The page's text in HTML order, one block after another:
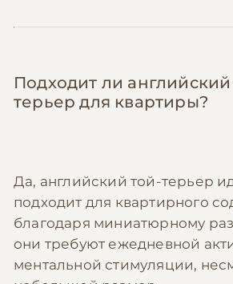
Подходит ли
терьер для квартиры?
Да, английский той-терьер
подходит для квартирного
благодаря миниатюрному
они требуют ежедневной
ментальной стимуляции,